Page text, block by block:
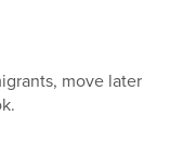
move later